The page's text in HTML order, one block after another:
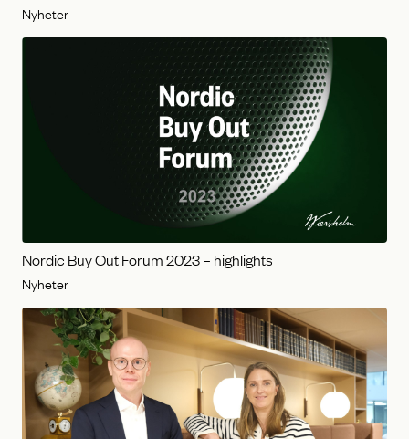
Nyheter
Nordic Buy Out Forum 2023 – highlights
Nyheter